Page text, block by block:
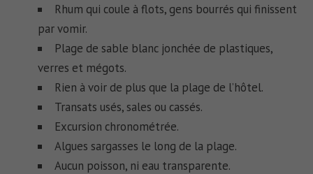
Rhum qui coule à flots, gens bourrés qui finissent
par vomir.
Plage de sable blanc jonchée de plastiques,
verres et mégots.
Rien à voir de plus que la plage de l’hôtel.
Transats usés, sales ou cassés.
Excursion chronométrée.
Algues sargasses le long de la plage.
Aucun poisson, ni eau transparente.